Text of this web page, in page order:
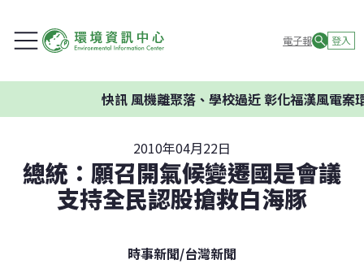
電子報 登入
快訊風機離聚落、學校過近 彰化福漢風電案環
2010年04月22日
總統：願召開氣候變遷國是會議
支持全民認股搶救白海豚
時事新聞/台灣新聞